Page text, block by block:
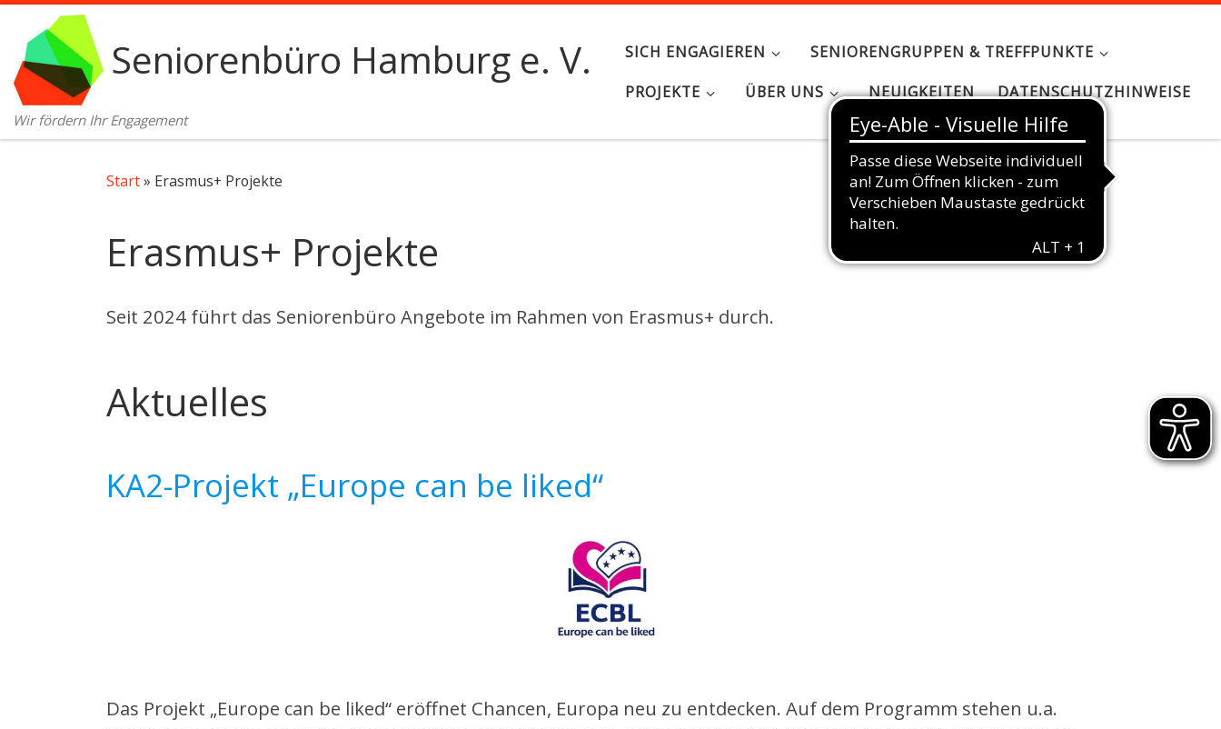
Zum Inhalt springen
Seniorenbüro Hamburg e. V.
Wir fördern Ihr Engagement
SICH ENGAGIEREN
SENIORENGRUPPEN & TREFFPUNKTE
PROJEKTE
ÜBER UNS NEUIGKEITEN DATENSCHUTZHINWEISE
Start» Erasmus+ Projekte
Erasmus+ Projekte
Seit 2024 führt das Seniorenbüro Angebote im Rahmen von Erasmus+ durch.
Aktuelles
KA2-Projekt „Europe can be liked“
Das Projekt „Europe can be liked“ eröffnet Chancen, Europa neu zu entdecken. Auf dem Programm stehen u.a.